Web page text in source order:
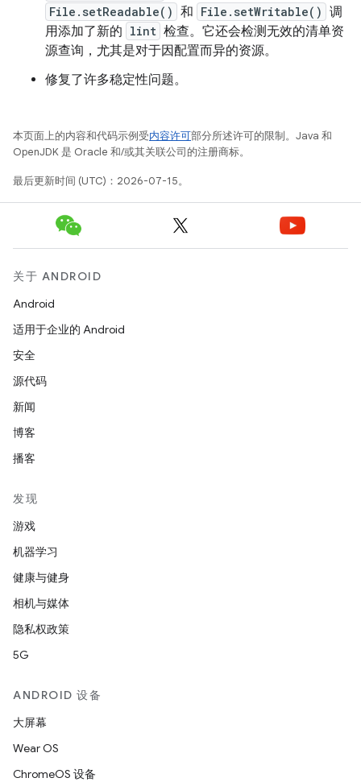
File.setReadable() 和 File.setWritable() 调
用添加了新的 lint 检查。它还会检测无效的清单资
源查询，尤其是对于因配置而异的资源。
修复了许多稳定性问题。
本页面上的内容和代码示例受内容许可部分所述许可的限制。Java 和
OpenJDK 是 Oracle 和/或其关联公司的注册商标。
最后更新时间 (UTC)：2026-07-15。
关于 ANDROID
Android
适用于企业的 Android
安全
源代码
新闻
博客
播客
发现
游戏
机器学习
健康与健身
相机与媒体
隐私权政策
5G
ANDROID 设备
大屏幕
Wear OS
ChromeOS 设备